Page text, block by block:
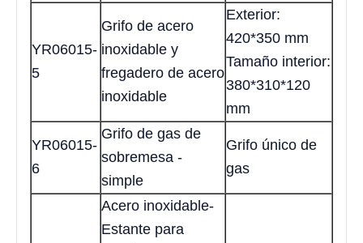
YR06015-
5
Grifo de acero
inoxidable y
fregadero de acero
inoxidable
Exterior:
420*350 mm
Tamaño interior:
380*310*120
mm
YR06015-
6
Grifo de gas de
sobremesa -
simple
Grifo único de
gas
Acero inoxidable-
Estante para